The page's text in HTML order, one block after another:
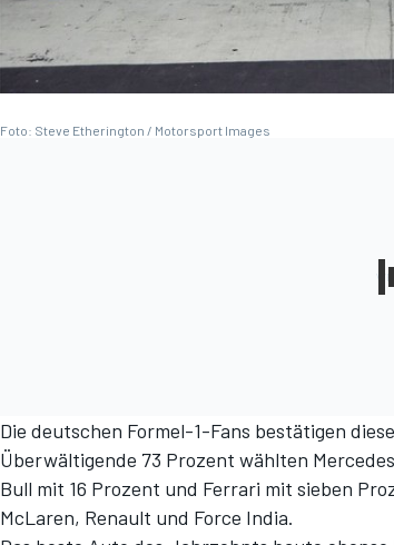
Foto: Steve Etherington / Motorsport Images
Die deutschen Formel-1-Fans bestätigen
Überwältigende 73 Prozent wählten
Bull mit 16 Prozent und Ferrari mit sieben
McLaren, Renault und Force India.